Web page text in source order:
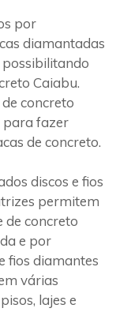
por
diamantadas
Caiabu.
concreto
para fazer
de concreto.
discos e fios
permitem
de concreto
e por
fios diamantes
várias
lajes e